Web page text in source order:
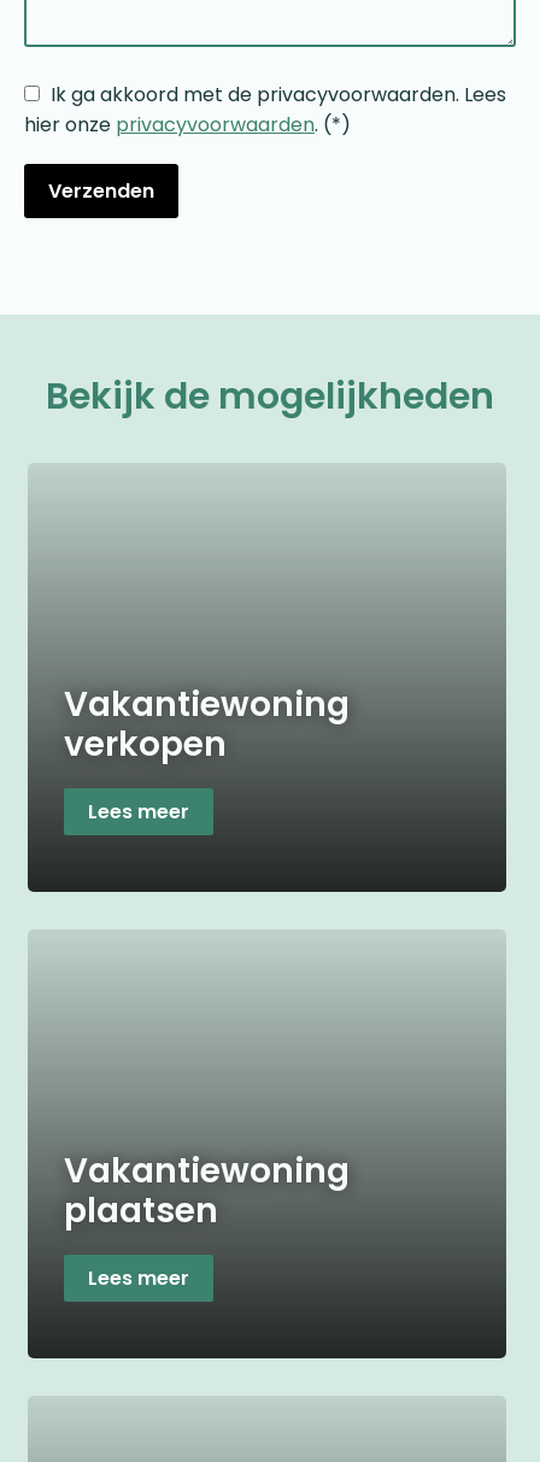
Ik ga akkoord met de privacyvoorwaarden. Lees
hier onze privacyvoorwaarden. (*)
Bekijk de mogelijkheden
Vakantiewoning
verkopen
Lees meer
Vakantiewoning
plaatsen
Lees meer